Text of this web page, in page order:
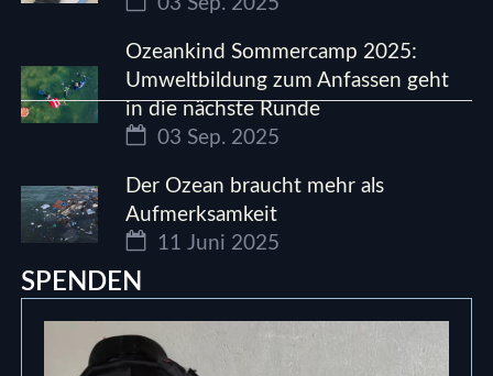
Ozeankind Sommercamp 2025:
Umweltbildung zum Anfassen geht
in die nächste Runde
03 Sep. 2025
Der Ozean braucht mehr als
Aufmerksamkeit
11 Juni 2025
SPENDEN